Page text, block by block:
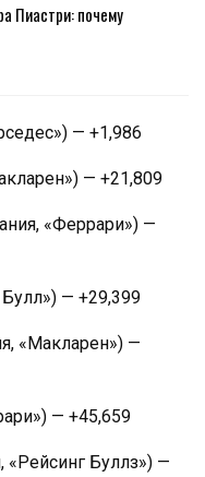
Пиастри: почему
— +1,986
— +21,809
«Феррари») —
— +29,399
«Макларен») —
— +45,659
Буллз») —